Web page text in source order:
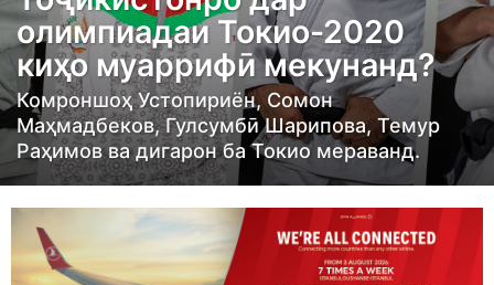
s
a
g
o
4
y
e
r
олимпиадаи Токио-2020
киҳо муаррифӣ мекунанд?
Комроншоҳ Устопириён, Сомон
Маҳмадбеков, Гулсумбӣ Шарипова, Темур
Раҳимов ва дигарон ба Токио мераванд.